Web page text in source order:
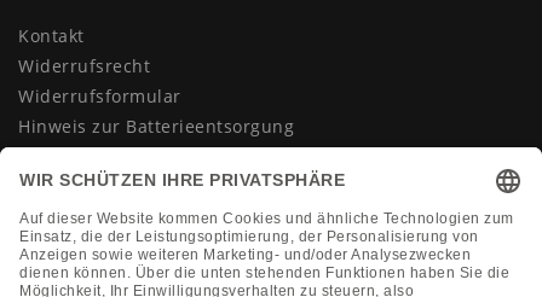
Kontakt
Widerrufsrecht
Widerrufsformular
Hinweis zur Batterieentsorgung
AGB
Impressum
Vertrag widerrufen